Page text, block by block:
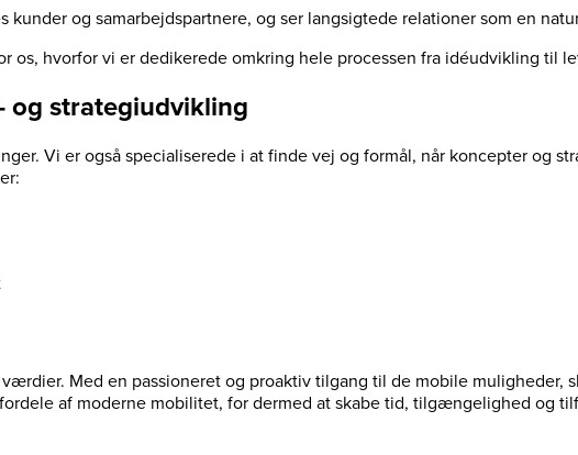
kunder og samarbejdspartnere, og ser langsigtede relationer som en
os, hvorfor vi er dedikerede omkring hele processen fra idéudvikling til
og strategiudvikling
Vi er også specialiserede i at finde vej og formål, når koncepter og
Med en passioneret og proaktiv tilgang til de mobile
af moderne mobilitet, for dermed at skabe tid, tilgængelighed og